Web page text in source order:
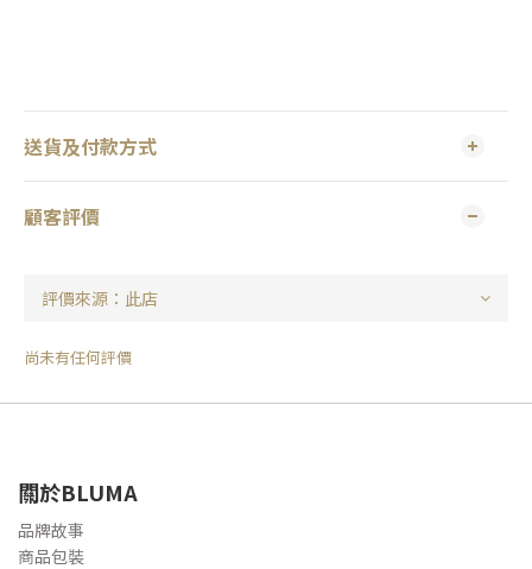
送貨及付款方式
顧客評價
尚未有任何評價
關於BLUMA
品牌故事
商品包裝